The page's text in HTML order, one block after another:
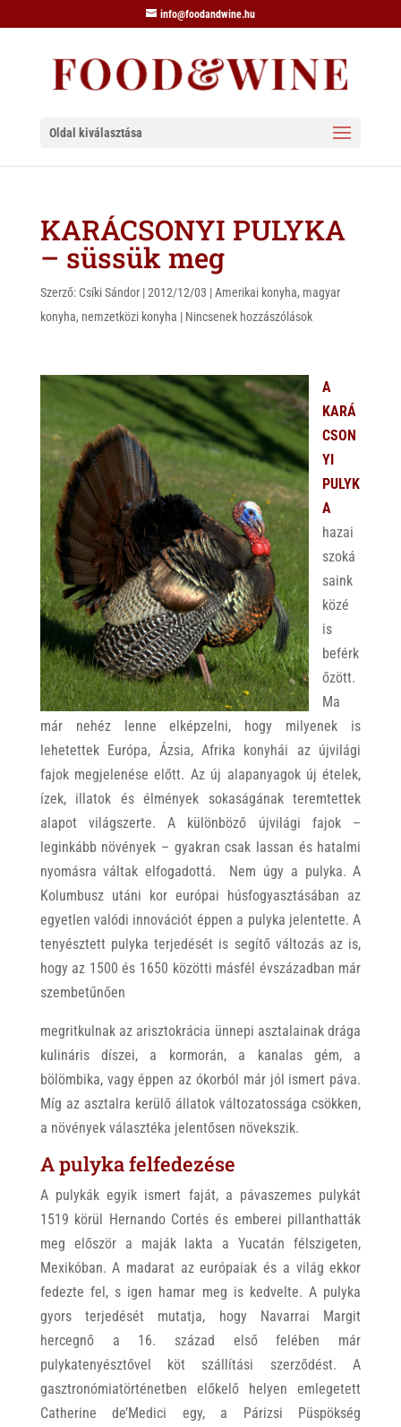
info@foodandwine.hu
Oldal kiválasztása
KARÁCSONYI PULYKA
– süssük meg
Szerző: Csíki Sándor|2012/12/03 |Amerikai konyha, magyar
konyha, nemzetközi konyha | Nincsenek hozzászólások
A
KARÁ
CSON
YI
PULYK
A
hazai
szoká
saink
közé
is
beférk
őzött.
Ma
már nehéz lenne elképzelni, hogy milyenek is
lehetettek Európa, Ázsia, Afrika konyhái az újvilági
fajok megjelenése előtt. Az új alapanyagok új ételek,
ízek, illatok és élmények sokaságának teremtettek
alapot világszerte. A különböző újvilági fajok –
leginkább növények – gyakran csak lassan és hatalmi
nyomásra váltak elfogadottá. Nem úgy a pulyka. A
Kolumbusz utáni kor európai húsfogyasztásában az
egyetlen valódi innovációt éppen a pulyka jelentette. A
tenyésztett pulyka terjedését is segítő változás az is,
hogy az 1500 és 1650 közötti másfél évszázadban már
szembetűnően
megritkulnak az arisztokrácia ünnepi asztalainak drága
kulináris díszei, a kormorán, a kanalas gém, a
bölömbika, vagy éppen az ókorból már jól ismert páva.
Míg az asztalra kerülő állatok változatossága csökken,
a növények választéka jelentősen növekszik.
A pulyka felfedezése
A pulykák egyik ismert faját, a pávaszemes pulykát
1519 körül Hernando Cortés és emberei pillanthatták
meg először a maják lakta a Yucatán félszigeten,
Mexikóban. A madarat az európaiak és a világ ekkor
fedezte fel, s igen hamar meg is kedvelte. A pulyka
gyors terjedését mutatja, hogy Navarrai Margit
hercegnő a 16. század első felében már
pulykatenyésztővel köt szállítási szerződést. A
gasztronómiatörténetben előkelő helyen emlegetett
Catherine de’Medici egy, a Párizsi Püspökség